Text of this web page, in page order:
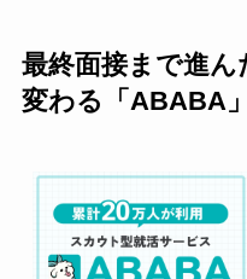
最終面接まで進
変わる「ABABA」